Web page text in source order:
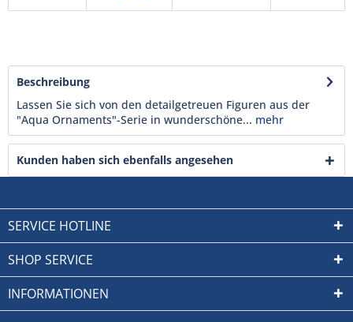
Beschreibung
Lassen Sie sich von den detailgetreuen Figuren aus der
"Aqua Ornaments"-Serie in wunderschöne... mehr
Kunden haben sich ebenfalls angesehen
SERVICE HOTLINE
SHOP SERVICE
INFORMATIONEN